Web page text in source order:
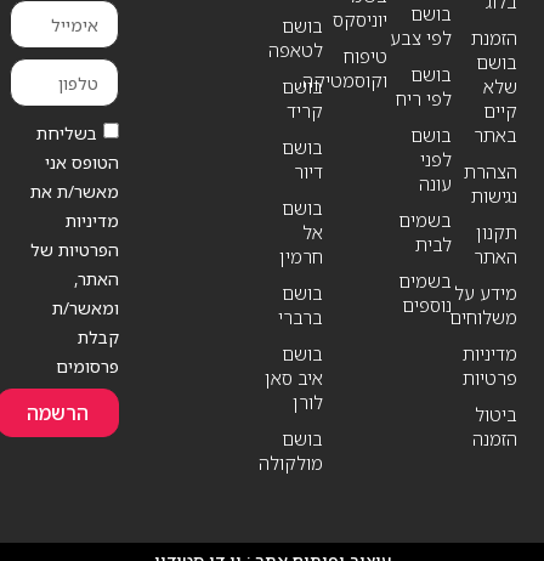
הזמנת
בושם
שלא
קיים
באתר
הצהרת
נגישות
תקנון
האתר
מידע על
משלוחים
מדיניות
פרטיות
ביטול
הזמנה
יוניסקס
טיפוח
וקוסמטיקה
בושם
לפי צבע
בושם
לפי ריח
בושם
לפני
עונה
בשמים
לבית
בשמים
נוספים
בושם
לטאפה
בושם
קריד
בושם
דיור
בושם
אל
חרמין
בושם
ברברי
בושם
איב סאן
לורן
בושם
מולקולה
בשליחת
הטופס אני
מאשר/ת את
מדיניות
הפרטיות של
האתר,
ומאשר/ת
קבלת
פרסומים
הרשמה